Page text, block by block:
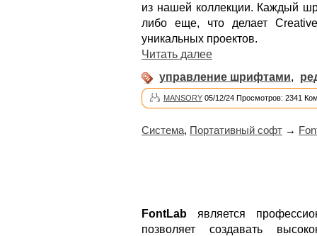
из нашей коллекции. Каждый
либо еще, что делает
уникальных проектов.
Читать далее
управление шрифтами,
MANSORY 05/12/24 Просмотров: 2341
Система, Портативный софт →
FontLab является
позволяет создавать